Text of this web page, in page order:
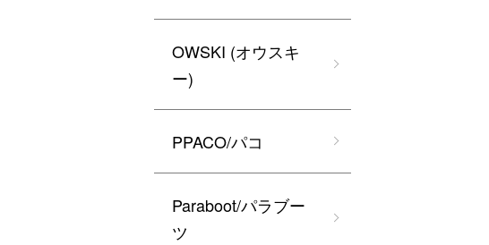
OWSKI (オウスキ
ー)
PPACO/パコ
Paraboot/パラブー
ツ